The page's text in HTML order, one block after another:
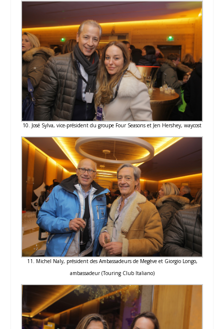
10. José Sylva, vice-président du groupe Four Seasons et Jen Hershey, waycost
11. Michel Naly, président des Ambassadeurs de Megève et Giorgio Longo,
ambassadeur (Touring Club Italiano)